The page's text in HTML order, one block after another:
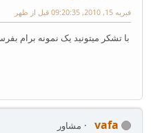
فبریه 15, 2010, 09:20:35 قبل از ظهر
با تشکر میتونید یک نمونه برام
vafa
مشاور